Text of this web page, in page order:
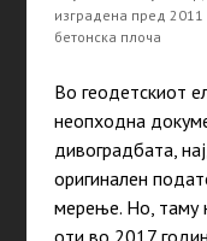
изградена пред
бетонска плоча
Во геодетскиот
неопходна
дивоградбата,
оригинален
мерење. Но, таму
оти во 2017